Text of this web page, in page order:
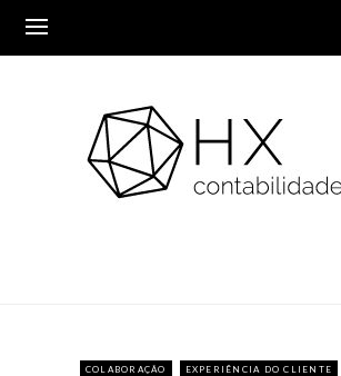
content
COLABORAÇÃO EXPERIÊNCIA DO CLIENTE